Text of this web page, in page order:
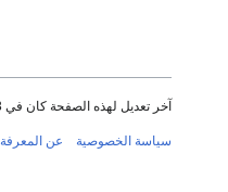
آخر تعديل لهذه الصفحة كان في 23:03, 26 فبراير 2015.
سياسة الخصوصية عن المعرفة